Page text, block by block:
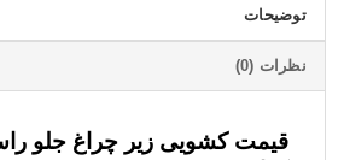
توضیحات
نظرات (0)